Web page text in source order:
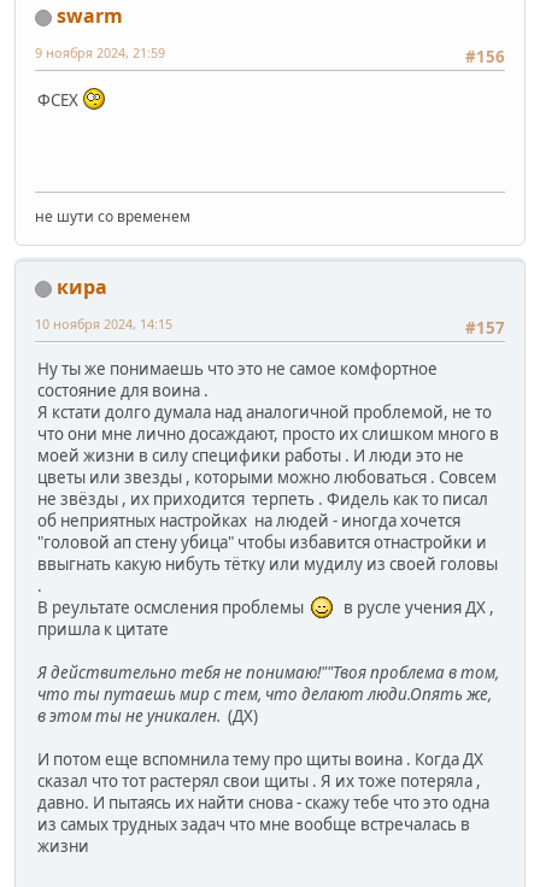
swarm
#156
9 ноября 2024, 21:59
ФСЕХ
не шути со временем
кира
#157
10 ноября 2024, 14:15
Ну ты же понимаешь что это не самое комфортное
состояние для воина .
Я кстати долго думала над аналогичной проблемой, не то
что они мне лично досаждают, просто их слишком много в
моей жизни в силу специфики работы . И люди это не
цветы или звезды , которыми можно любоваться . Совсем
не звёзды , их приходится терпеть . Фидель как то писал
об неприятных настройках на людей - иногда хочется
"головой ап стену убица" чтобы избавится отнастройки и
ввыгнать какую нибуть тётку или мудилу из своей головы
.
В реультате осмсления проблемы
в русле учения ДХ ,
пришла к цитате
Я действительно тебя не понимаю!""Твоя проблема в том,
что ты путаешь мир с тем, что делают люди.Опять же,
в этом ты не уникален. (ДХ)
И потом еще вспомнила тему про щиты воина . Когда ДХ
сказал что тот растерял свои щиты . Я их тоже потеряла ,
давно. И пытаясь их найти снова - скажу тебе что это одна
из самых трудных задач что мне вообще встречалась в
жизни